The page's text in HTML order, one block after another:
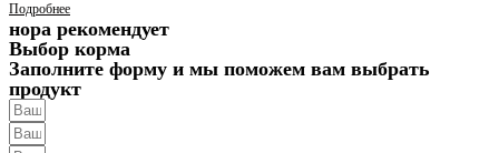
Подробнее
нора рекомендует
Выбор корма
Заполните форму и мы поможем вам выбрать
продукт